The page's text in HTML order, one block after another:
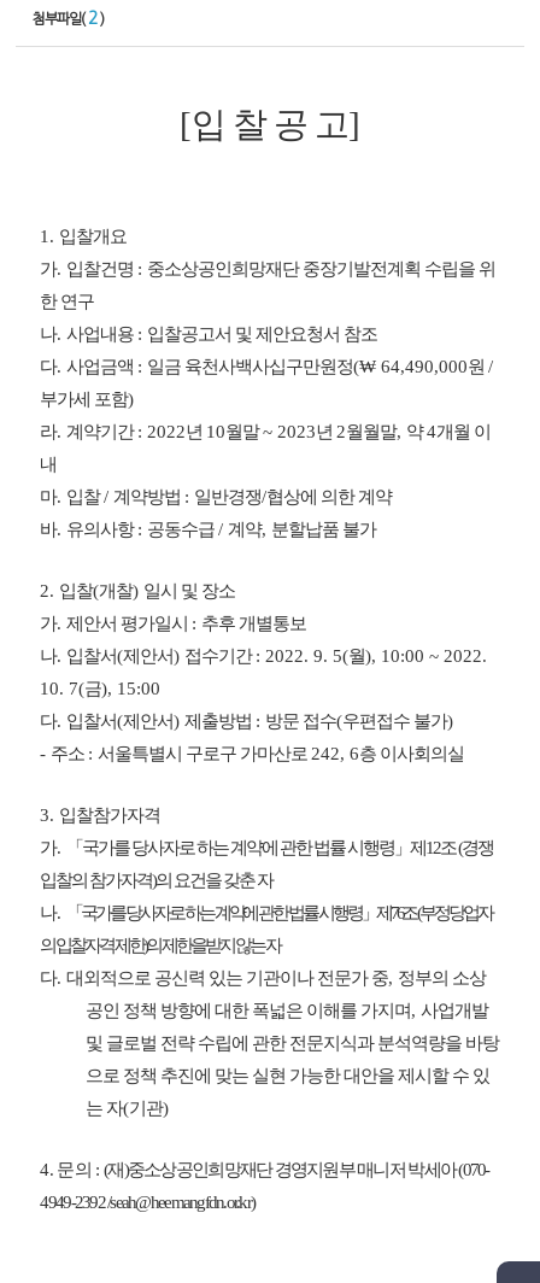
첨부파일( 2 )
[입 찰 공 고]
1. 입찰개요
가. 입찰건명 : 중소상공인희망재단 중장기발전계획 수립을 위
한 연구
나.사업내용 : 입찰공고서 및 제안요청서 참조
다.사업금액 : 일금 육천사백사십구만원정(₩64,490,000원/
부가세 포함)
라. 계약기간: 2022년 10월말~ 2023년 2월월말, 약4개월 이
내
마. 입찰/ 계약방법 : 일반경쟁/협상에 의한 계약
바. 유의사항: 공동수급/ 계약, 분할납품 불가
2. 입찰(개찰) 일시 및 장소
가.제안서 평가일시 : 추후 개별통보
나. 입찰서(제안서) 접수기간: 2022. 9. 5(월), 10:00 ~ 2022.
10. 7(금), 15:00
다. 입찰서(제안서)제출방법 : 방문 접수(우편접수 불가)
- 주소 :서울특별시 구로구 가마산로 242, 6층 이사회의실
3. 입찰참가자격
가. 「 국가를 당사자로 하는 계약에 관한 법률 시행령 」제 12조(경쟁
입찰의 참가자격)의 요건을 갖춘 자
나. 「국가를 당사자로 하는 계약에 관한 법률 시행령」 제76조(부정당업자
의 입찰자격 제한)의 제한을 받지 않는 자
다.대외적으로 공신력 있는 기관이나 전문가 중, 정부의 소상
공인 정책 방향에 대한 폭넓은 이해를 가지며,사업개발
및 글로벌 전략 수립에 관한 전문지식과 분석역량을 바탕
으로 정책 추진에 맞는 실현 가능한 대안을 제시할 수 있
는 자(기관)
4. 문의 :(재)중소상공인희망재단 경영지원부 매니저 박세아(070-
4949-2392 /seah@heemangfdn.or.kr)